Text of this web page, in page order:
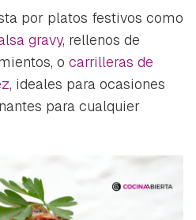
por platos festivos como
gravy, rellenos de
o carrilleras de
, ideales para ocasiones
para cualquier